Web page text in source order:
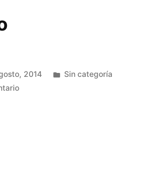
2014
Publicada
Sin categoría
en